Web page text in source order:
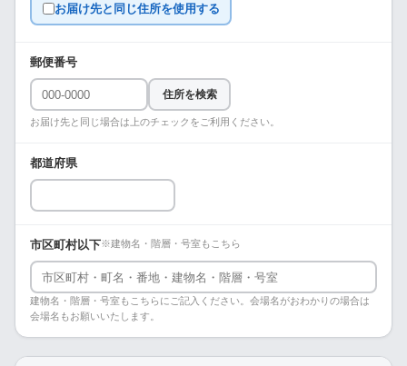
お届け先と同じ住所を使用する
郵便番号
住所を検索
お届け先と同じ場合は上のチェックをご利用ください。
都道府県
市区町村以下※建物名・階層・号室もこちら
建物名・階層・号室もこちらにご記入ください。会場名がおわかりの場合は
会場名もお願いいたします。